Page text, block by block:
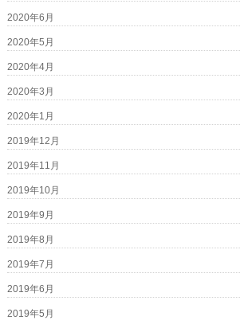
2020年6月
2020年5月
2020年4月
2020年3月
2020年1月
2019年12月
2019年11月
2019年10月
2019年9月
2019年8月
2019年7月
2019年6月
2019年5月